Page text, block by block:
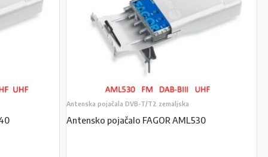
Antenska pojačala DVB-T/T2 zemaljska
Antensko pojačalo FAGOR AML530